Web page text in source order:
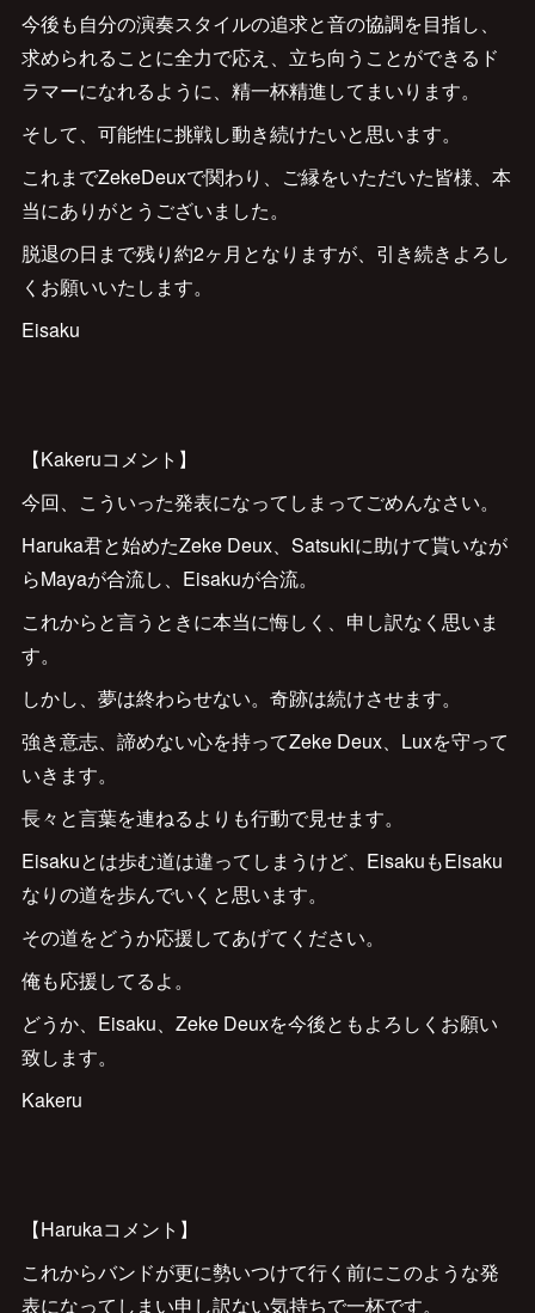
今後も自分の演奏スタイルの追求と音の協調を目指し、
求められることに全力で応え、立ち向うことができるド
ラマーになれるように、精一杯精進してまいります。
そして、可能性に挑戦し動き続けたいと思います。
これまでZekeDeuxで関わり、ご縁をいただいた皆様、本
当にありがとうございました。
脱退の日まで残り約2ヶ月となりますが、引き続きよろし
くお願いいたします。
Eisaku
【Kakeruコメント】
今回、こういった発表になってしまってごめんなさい。
Haruka君と始めたZeke Deux、Satsukiに助けて貰いなが
らMayaが合流し、Eisakuが合流。
これからと言うときに本当に悔しく、申し訳なく思いま
す。
しかし、夢は終わらせない。奇跡は続けさせます。
強き意志、諦めない心を持ってZeke Deux、Luxを守って
いきます。
長々と言葉を連ねるよりも行動で見せます。
Eisakuとは歩む道は違ってしまうけど、EisakuもEisaku
なりの道を歩んでいくと思います。
その道をどうか応援してあげてください。
俺も応援してるよ。
どうか、Eisaku、Zeke Deuxを今後ともよろしくお願い
致します。
Kakeru
【Harukaコメント】
これからバンドが更に勢いつけて行く前にこのような発
表になってしまい申し訳ない気持ちで一杯です。